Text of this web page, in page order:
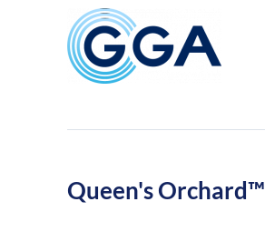
Queen's Orchard™